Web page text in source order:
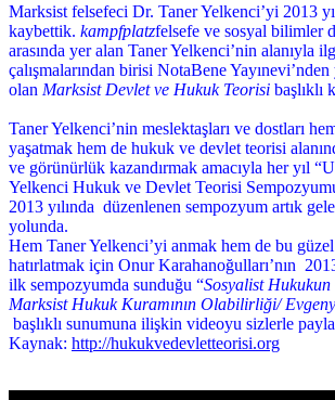
Marksist felsefeci Dr. Taner Yelkenci’yi 2013
kaybettik. kampfplatzfelsefe ve sosyal bilimler
arasında yer alan Taner Yelkenci’nin alanıyla
çalışmalarından birisi NotaBene Yayınevi’nden
olan Marksist Devlet ve Hukuk Teorisi başlıklı
Taner Yelkenci’nin meslektaşları ve dostları
yaşatmak hem de hukuk ve devlet teorisi
ve görünürlük kazandırmak amacıyla her yıl
Yelkenci Hukuk ve Devlet Teorisi
2013 yılında düzenlenen sempozyum artık
yolunda.
Hem Taner Yelkenci’yi anmak hem de bu güzel
hatırlatmak için Onur Karahanoğulları’nın
ilk sempozyumda sunduğu “Sosyalist Hukukun
Marksist Hukuk Kuramının Olabilirliği/
başlıklı sunumuna ilişkin videoyu sizlerle
Kaynak: http://hukukvedevletteorisi.org